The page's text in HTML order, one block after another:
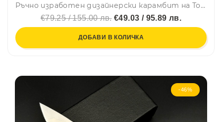
Ръчно изработен дизайнерски карамбит на Тод Бег Todd Begg Tiger Karambit с кожена кания
€79.25 / 155.00 лв.€49.03 / 95.89 лв.
ДОБАВИ В КОЛИЧКА
-46%